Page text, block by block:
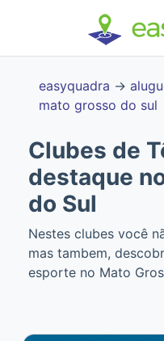
easyquadra →
mato grosso do sul
Clubes de
destaque
do Sul
Nestes clubes você
mas tambem,
esporte no Mato